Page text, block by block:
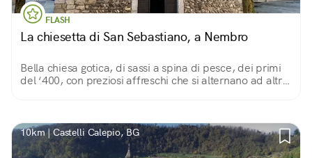
FLASH
La chiesetta di San Sebastiano, a Nembro
Bella chiesa gotica, di sassi a spina di pesce, dei primi
del ‘400, con preziosi affreschi che si alternano ad altri
10km | Castelli Calepio, BG